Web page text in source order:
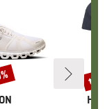
MÆRKE
ON
til